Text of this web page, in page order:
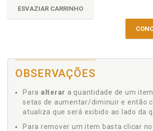
ESVAZIAR CARRINHO
OBSERVAÇÕES
Para alterar a quantidade de um
setas de aumentar/diminuir e então
atualiza que será exibido ao lado da
Para remover um item basta clicar